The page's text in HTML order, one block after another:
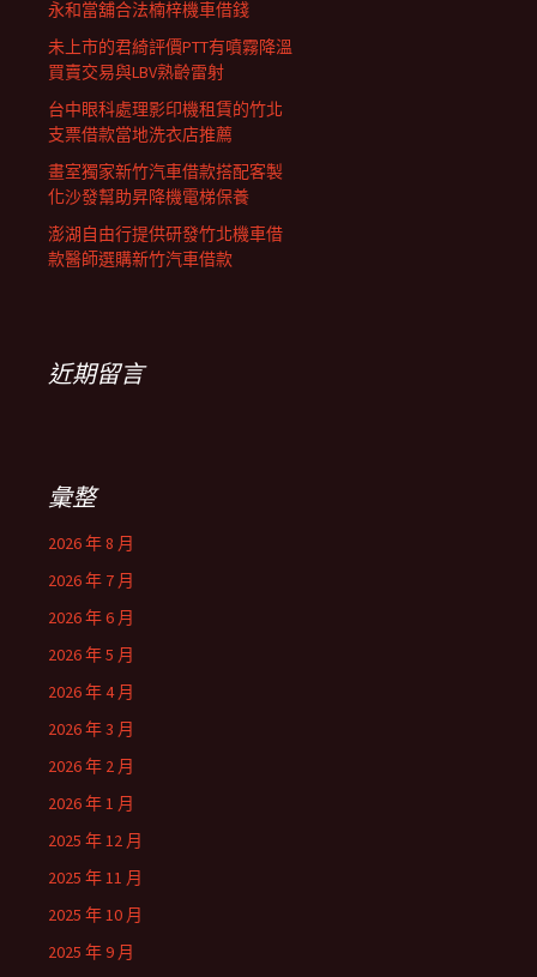
永和當舖合法楠梓機車借錢
未上市的君綺評價PTT有噴霧降溫
買賣交易與LBV熟齡雷射
台中眼科處理影印機租賃的竹北
支票借款當地洗衣店推薦
畫室獨家新竹汽車借款搭配客製
化沙發幫助昇降機電梯保養
澎湖自由行提供研發竹北機車借
款醫師選購新竹汽車借款
近期留言
彙整
2026 年 8 月
2026 年 7 月
2026 年 6 月
2026 年 5 月
2026 年 4 月
2026 年 3 月
2026 年 2 月
2026 年 1 月
2025 年 12 月
2025 年 11 月
2025 年 10 月
2025 年 9 月